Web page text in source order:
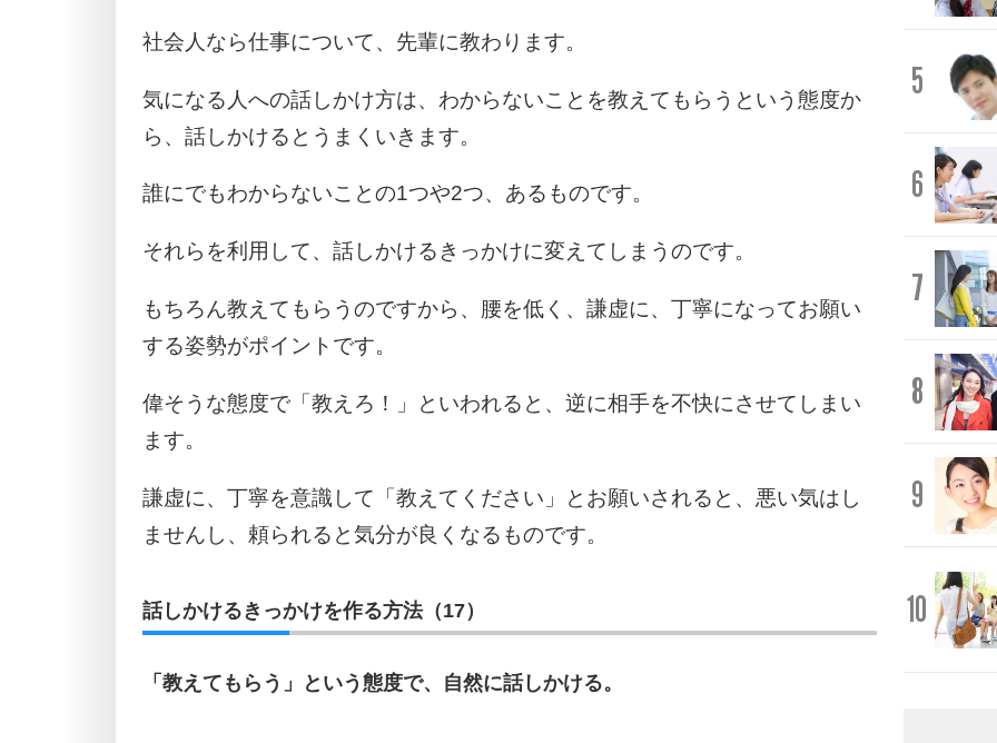
社会人なら仕事について、先輩に教わります。
気になる人への話しかけ方は、わからないことを教えてもらうという態度か
ら、話しかけるとうまくいきます。
誰にでもわからないことの1つや2つ、あるものです。
それらを利用して、話しかけるきっかけに変えてしまうのです。
もちろん教えてもらうのですから、腰を低く、謙虚に、丁寧になってお願い
する姿勢がポイントです。
偉そうな態度で「教えろ！」といわれると、逆に相手を不快にさせてしまい
ます。
謙虚に、丁寧を意識して「教えてください」とお願いされると、悪い気はし
ませんし、頼られると気分が良くなるものです。
話しかけるきっかけを作る方法（17）
「教えてもらう」という態度で、自然に話しかける。
5
6
7
8
9
10